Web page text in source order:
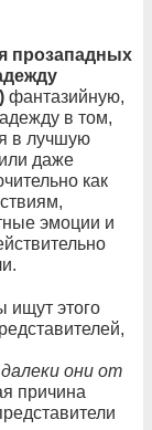
прозападных
фантазийную,
в том,
в лучшую
даже
как
эмоции и
ищут этого
они от
причина